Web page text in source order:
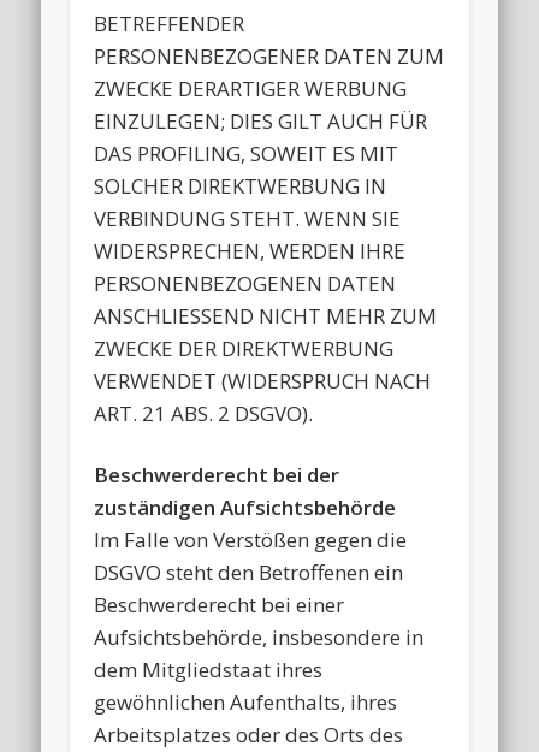
BETREFFENDER
PERSONENBEZOGENER DATEN ZUM
ZWECKE DERARTIGER WERBUNG
EINZULEGEN; DIES GILT AUCH FÜR
DAS PROFILING, SOWEIT ES MIT
SOLCHER DIREKTWERBUNG IN
VERBINDUNG STEHT. WENN SIE
WIDERSPRECHEN, WERDEN IHRE
PERSONENBEZOGENEN DATEN
ANSCHLIESSEND NICHT MEHR ZUM
ZWECKE DER DIREKTWERBUNG
VERWENDET (WIDERSPRUCH NACH
ART. 21 ABS. 2 DSGVO).
Beschwerderecht bei der
zuständigen Aufsichtsbehörde
Im Falle von Verstößen gegen die
DSGVO steht den Betroffenen ein
Beschwerderecht bei einer
Aufsichtsbehörde, insbesondere in
dem Mitgliedstaat ihres
gewöhnlichen Aufenthalts, ihres
Arbeitsplatzes oder des Orts des